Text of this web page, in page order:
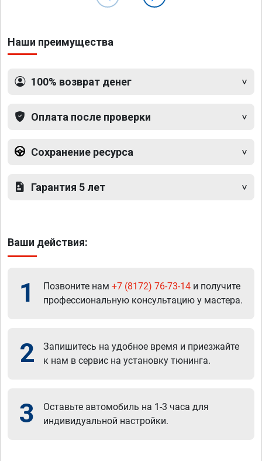
Наши преимущества
100% возврат денег
Оплата после проверки
Сохранение ресурса
Гарантия 5 лет
Ваши действия:
1 Позвоните нам +7 (8172) 76-73-14 и получите
профессиональную консультацию у мастера.
2
Запишитесь на удобное время и приезжайте
к нам в сервис на установку тюнинга.
3
Оставьте автомобиль на 1-3 часа для
индивидуальной настройки.